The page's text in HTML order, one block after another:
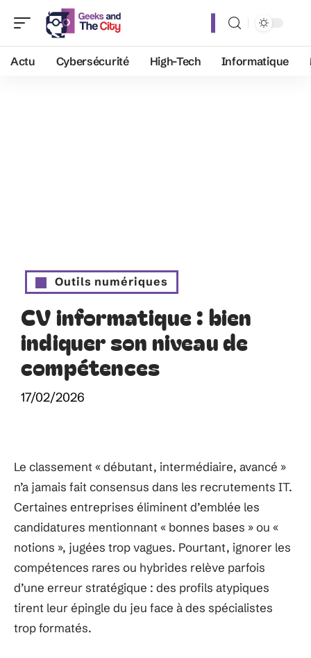
Actu Cybersécurité High-Tech Informatique
Outils numériques
CV informatique : bien
indiquer son niveau de
compétences
17/02/2026
Le classement « débutant, intermédiaire, avancé »
n’a jamais fait consensus dans les recrutements IT.
Certaines entreprises éliminent d’emblée les
candidatures mentionnant « bonnes bases » ou «
notions », jugées trop vagues. Pourtant, ignorer les
compétences rares ou hybrides relève parfois
d’une erreur stratégique : des profils atypiques
tirent leur épingle du jeu face à des spécialistes
trop formatés.